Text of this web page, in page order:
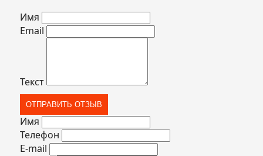
Имя
Email
Текст
Имя
Телефон
E-mail